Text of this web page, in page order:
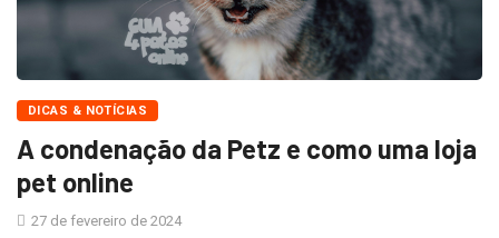
DICAS & NOTÍCIAS
A condenação da Petz e como uma loja
pet online
27 de fevereiro de 2024